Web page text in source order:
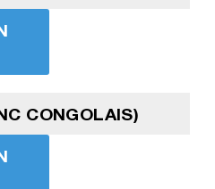
CONGOLAIS)